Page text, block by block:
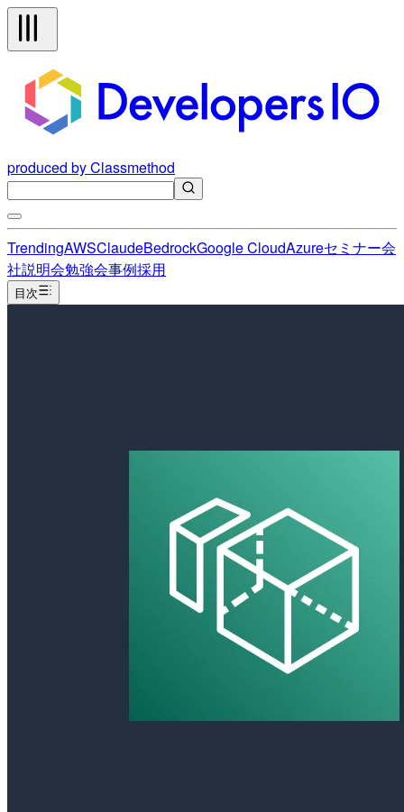
produced by Classmethod
TrendingAWSClaudeBedrockGoogle CloudAzureセミナー会
社説明会勉強会事例採用
目次